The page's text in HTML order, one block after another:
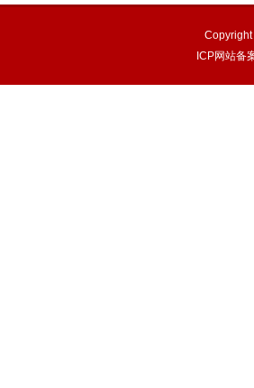
ICP网站备